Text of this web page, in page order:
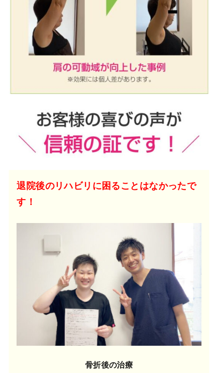
退院後のリハビリに困ることはなかったで
す！
骨折後の治療